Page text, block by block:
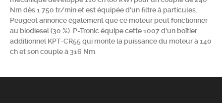
Nm dès 1.750 tr/min et est équipée d'un filtre à particules.
Peugeot annonce également que ce moteur peut fonctionner
au biodiesel (30 %). P-Tronic équipe cette 1007 d'un boîtier
additionnel KPT-CR55 qui monte la puissance du moteur à 140
ch et son couple à 316 Nm.